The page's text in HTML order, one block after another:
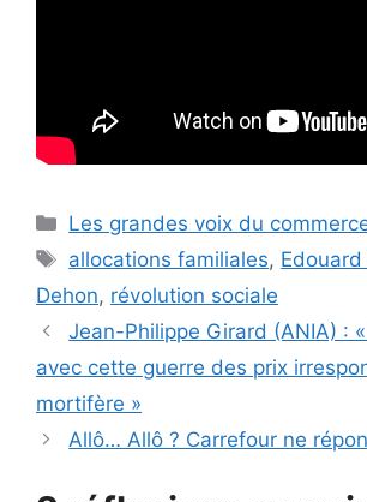
Catégories
Les grandes voix du
Étiquettes
allocations familiales,
Dehon, révolution sociale
Jean-Philippe Girard (ANIA) :
avec cette guerre des prix
mortifère »
Allô… Allô ? Carrefour ne